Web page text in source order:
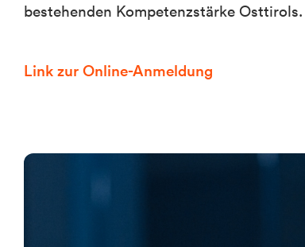
bestehenden Kompetenzstärke Osttirols.
Link zur Online-Anmeldung